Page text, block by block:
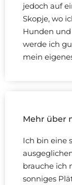
jedoch auf
Skopje, wo
Hunden
werde ich
mein
Mehr über
Ich bin eine
brauche ich
sonniges